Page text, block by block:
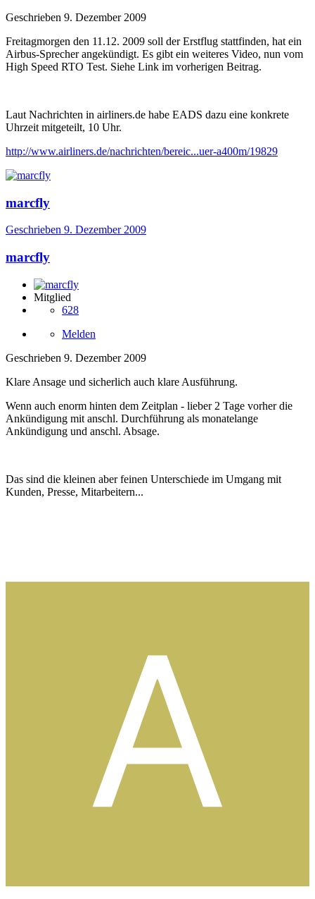
Geschrieben 9. Dezember 2009
Freitagmorgen den 11.12. 2009 soll der Erstflug stattfinden, hat ein
Airbus-Sprecher angekündigt. Es gibt ein weiteres Video, nun vom
High Speed RTO Test. Siehe Link im vorherigen Beitrag.
Laut Nachrichten in airliners.de habe EADS dazu eine konkrete
Uhrzeit mitgeteilt, 10 Uhr.
http://www.airliners.de/nachrichten/bereic...uer-a400m/19829
marcfly
Geschrieben 9. Dezember 2009
marcfly
Mitglied
628
Melden
Geschrieben 9. Dezember 2009
Klare Ansage und sicherlich auch klare Ausführung.
Wenn auch enorm hinten dem Zeitplan - lieber 2 Tage vorher die
Ankündigung mit anschl. Durchführung als monatelange
Ankündigung und anschl. Absage.
Das sind die kleinen aber feinen Unterschiede im Umgang mit
Kunden, Presse, Mitarbeitern...